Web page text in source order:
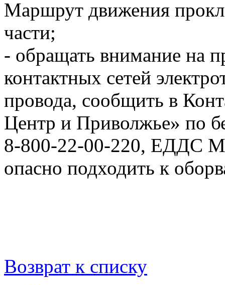
Маршрут движения
части;
- обращать внимание на
контактных сетей
провода, сообщить в
Центр и Приволжье» по
8-800-22-00-220, ЕДДС
опасно подходить к
Возврат к списку